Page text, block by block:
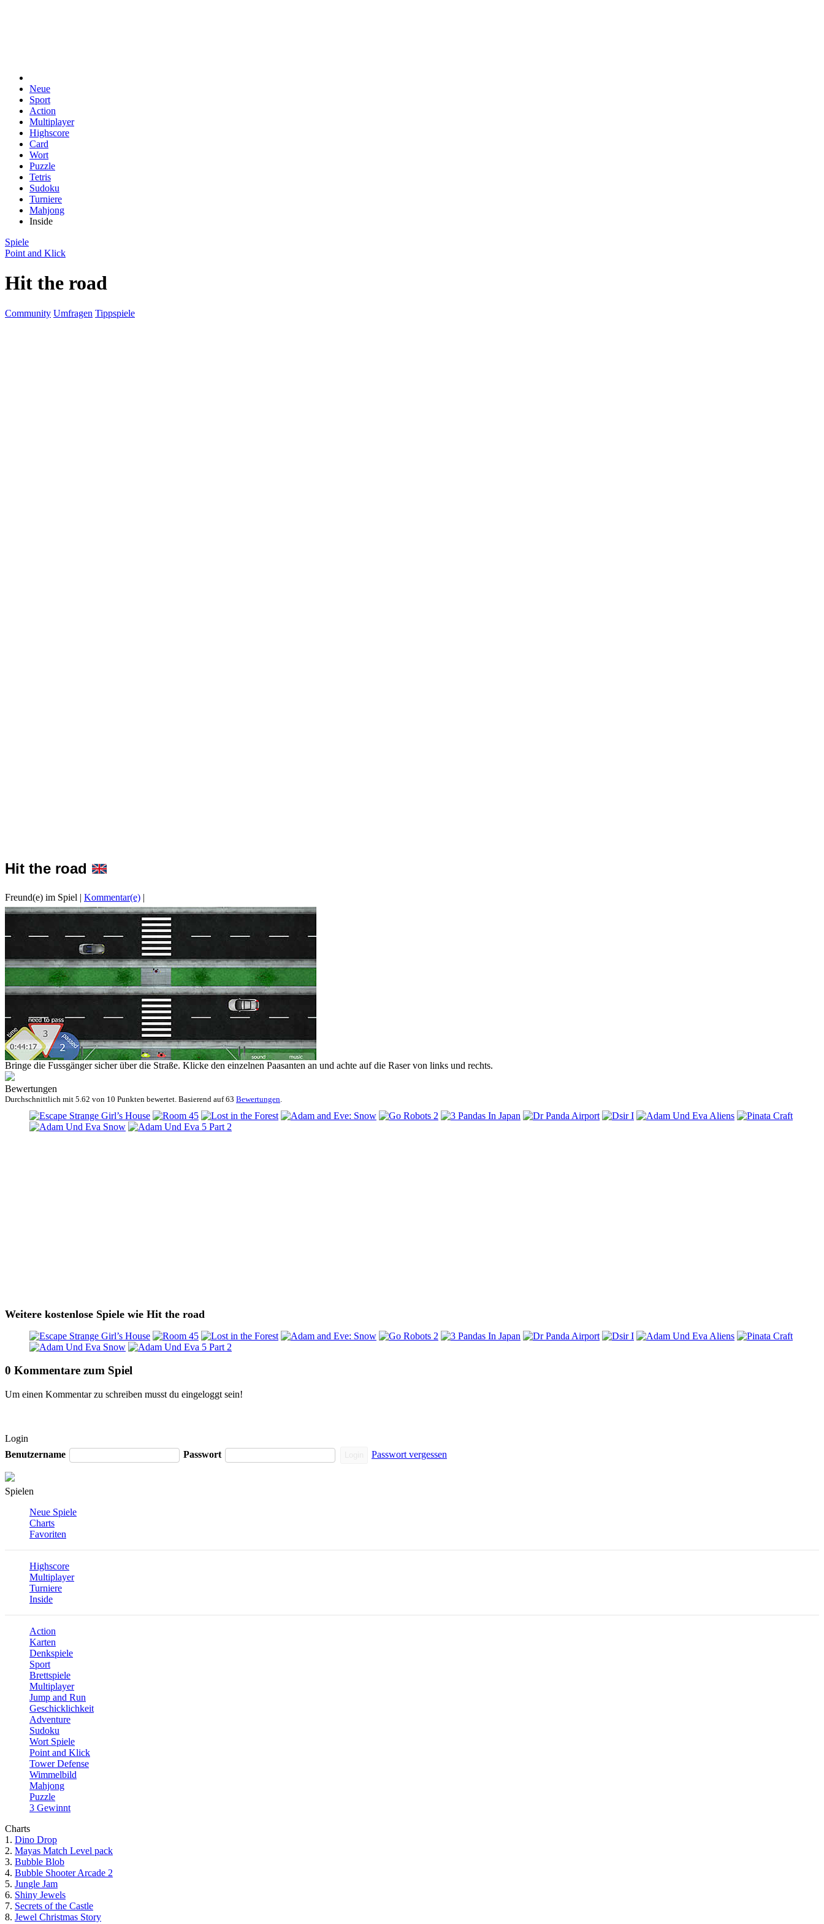
Neue
Sport
Action
Multiplayer
Highscore
Card
Wort
Puzzle
Tetris
Sudoku
Turniere
Mahjong
Inside
Spiele
Point and Klick
Hit the road
Community Umfragen Tippspiele
Hit the road
Freund(e) im Spiel | Kommentar(e) |
Bringe die Fussgänger sicher über die Straße. Klicke den einzelnen Paasanten an und achte auf die Raser von links und rechts.
Bewertungen
Durchschnittlich mit 5.62 von 10 Punkten bewertet. Basierend auf63 Bewertungen
Weitere kostenlose Spiele wie Hit the road
0 Kommentare zum Spiel
Um einen Kommentar zu schreiben musst du eingeloggt sein!
Login
Benutzername
Passwort Passwort vergessen
Spielen
Neue Spiele
Charts
Favoriten
Highscore
Multiplayer
Turniere
Inside
Action
Karten
Denkspiele
Sport
Brettspiele
Multiplayer
Jump and Run
Geschicklichkeit
Adventure
Sudoku
Wort Spiele
Point and Klick
Tower Defense
Wimmelbild
Mahjong
Puzzle
3 Gewinnt
Charts
1. Dino Drop
2. Mayas Match Level pack
3. Bubble Blob
4. Bubble Shooter Arcade 2
5. Jungle Jam
6. Shiny Jewels
7. Secrets of the Castle
8. Jewel Christmas Story